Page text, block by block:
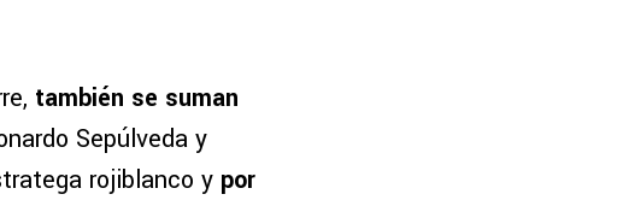
también se suman
Sepúlveda y
rojiblanco y por